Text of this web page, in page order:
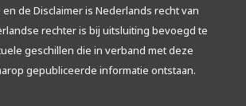
de Disclaimer is Nederlands recht van
rechter is bij uitsluiting bevoegd te
geschillen die in verband met deze
gepubliceerde informatie ontstaan.